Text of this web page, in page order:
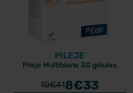
PILEJE
Pileje Multibiane 30 gélules
10€418€33